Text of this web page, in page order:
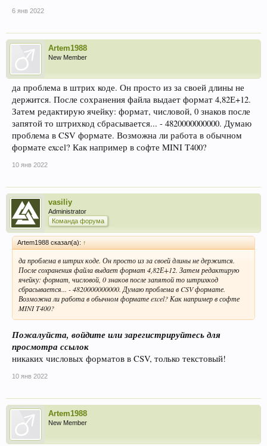
6 янв 2022
Artem1988
New Member
да проблема в штрих коде. Он просто из за своей длины не
держится. После сохранения файла выдает формат 4,82Е+12.
Затем редактирую ячейку: формат, числовой, 0 знаков после
запятой то штрихкод сбрасывается... - 4820000000000. Думаю
проблема в CSV формате. Возможна ли работа в обычном
формате excel? Как например в софте MINI T400?
10 янв 2022
vasiliy
Administrator
Команда форума
Artem1988 сказал(а): ↑
да проблема в штрих коде. Он просто из за своей длины не держится.
После сохранения файла выдает формат 4,82Е+12. Затем редактирую
ячейку: формат, числовой, 0 знаков после запятой то штрихкод
сбрасывается... - 4820000000000. Думаю проблема в CSV формате.
Возможна ли работа в обычном формате excel? Как например в софте
MINI T400?
Пожалуйста, войдите или зарегистрируйтесь для
просмотра ссылок
никаких числовых форматов в CSV, только текстовый!
10 янв 2022
Artem1988
New Member